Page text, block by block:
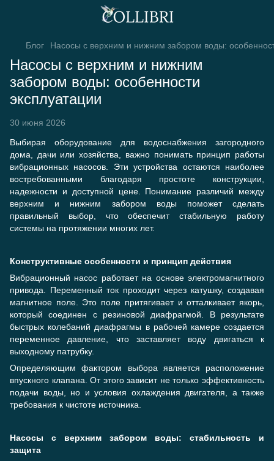
Блог Насосы с верхним и нижним забором воды:
Насосы с верхним и нижним
забором воды: особенности
эксплуатации
30 июня 2026
Выбирая оборудование для водоснабжения загородного
дома, дачи или хозяйства, важно понимать принцип работы
вибрационных насосов. Эти устройства остаются наиболее
востребованными благодаря простоте конструкции,
надежности и доступной цене. Понимание различий между
верхним и нижним забором воды поможет сделать
правильный выбор, что обеспечит стабильную работу
системы на протяжении многих лет.
Конструктивные особенности и принцип действия
Вибрационный насос работает на основе электромагнитного
привода. Переменный ток проходит через катушку, создавая
магнитное поле. Это поле притягивает и отталкивает якорь,
который соединен с резиновой диафрагмой. В результате
быстрых колебаний диафрагмы в рабочей камере создается
переменное давление, что заставляет воду двигаться к
выходному патрубку.
Определяющим фактором выбора является расположение
впускного клапана. От этого зависит не только эффективность
подачи воды, но и условия охлаждения двигателя, а также
требования к чистоте источника.
Насосы с верхним забором воды: стабильность и
защита